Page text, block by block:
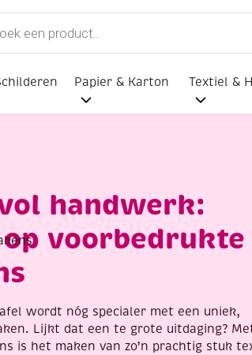
Papier & Karton Textiel &
handwerk:
voorbedrukte
wordt nóg specialer met een uniek,
Lijkt dat een te grote uitdaging?
is het maken van zo’n prachtig stuk